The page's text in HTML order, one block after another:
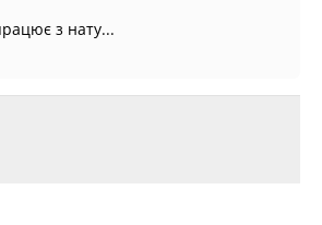
з нату...